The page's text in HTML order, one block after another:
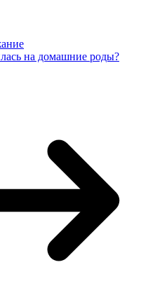
на домашние роды?